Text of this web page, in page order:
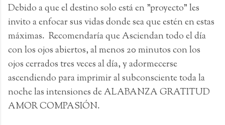
Debido a que el destino solo está en "proyecto" les
invito a enfocar sus vidas donde sea que estén en estas
máximas. Recomendaría que Asciendan todo el día
con los ojos abiertos, al menos 20 minutos con los
ojos cerrados tres veces al día, y adormecerse
ascendiendo para imprimir al subconsciente toda la
noche las intensiones de ALABANZA GRATITUD
AMOR COMPASIÓN.